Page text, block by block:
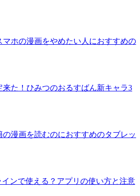
マホの漫画をやめたい人におすすめの
た！ひみつのおるすばん新キャラ3
の漫画を読むのにおすすめのタブレッ
インで使える？アプリの使い方と注意